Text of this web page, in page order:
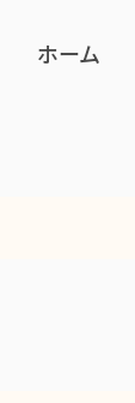
ホーム